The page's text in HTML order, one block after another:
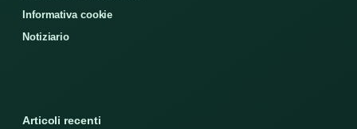
Informativa cookie
Notiziario
Articoli recenti